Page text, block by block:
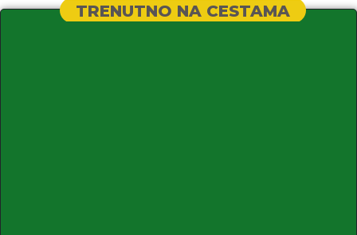
TRENUTNO NA CESTAMA